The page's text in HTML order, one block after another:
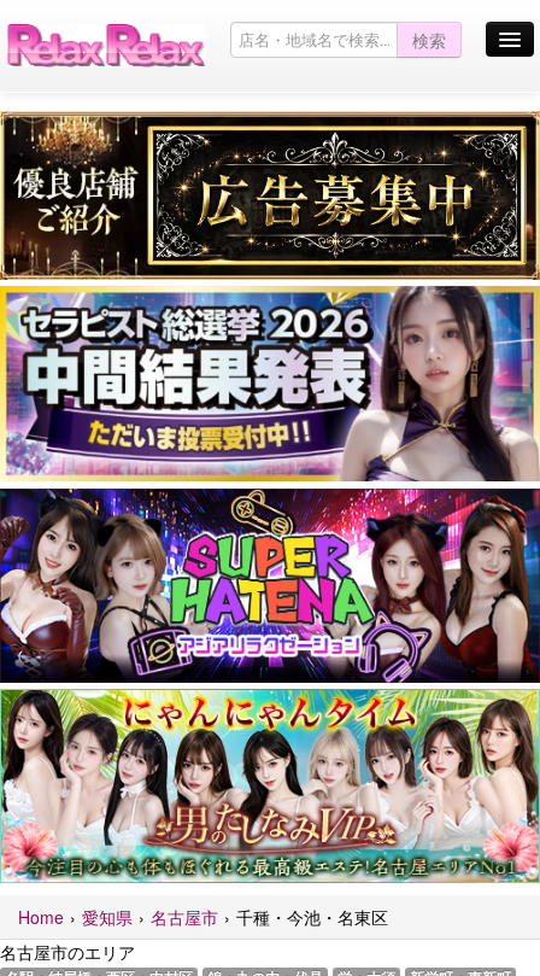
検索
お店を探す
お店からのお知らせ
Pickup Girl
キャンペーン情報一覧
お問い合わせ
サイトマップ
口コミ掲示板
English site
Home 愛知県 名古屋市
千種・今池・名東区
名古屋市のエリア